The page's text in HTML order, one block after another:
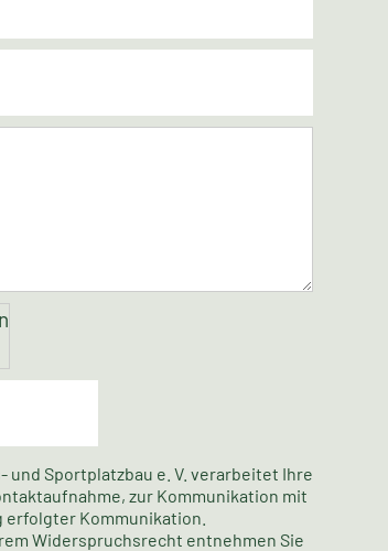
Sportplatzbau e. V. verarbeitet Ihre
zur Kommunikation mit
erfolgter Kommunikation.
Widerspruchsrecht entnehmen Sie